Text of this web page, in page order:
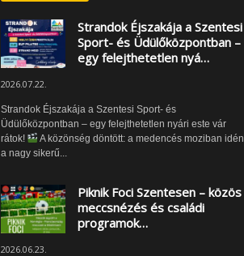
Strandok Éjszakája a Szentesi
Sport- és Üdülőközpontban –
egy felejthetetlen nyá…
2026.07.22.
Strandok Éjszakája a Szentesi Sport- és
Üdülőközpontban – egy felejthetetlen nyári este vár
rátok!
A közönség döntött: a medencés moziban idén
a nagy sikerű...
Piknik Foci Szentesen – közös
meccsnézés és családi
programok…
2026.06.23.